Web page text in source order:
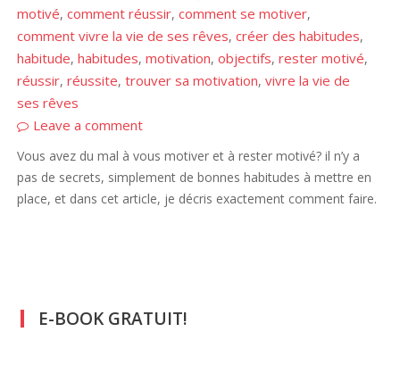
motivé,comment réussir,comment se motiver,
comment vivre la vie de ses rêves,créer des habitudes,
habitude,habitudes,motivation,objectifs,rester motivé,
réussir,réussite,trouver sa motivation,vivre la vie de
ses rêves
Leave a comment
Vous avez du mal à vous motiver et à rester motivé? il n’y a
pas de secrets, simplement de bonnes habitudes à mettre en
place, et dans cet article, je décris exactement comment faire.
E-BOOK GRATUIT!